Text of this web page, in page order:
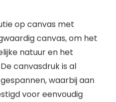
op canvas met
canvas, om het
natuur en het
canvasdruk is al
waarbij aan
voor eenvoudig